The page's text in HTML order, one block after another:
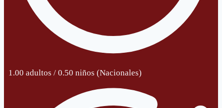
1.00 adultos / 0.50 niños (Nacionales)